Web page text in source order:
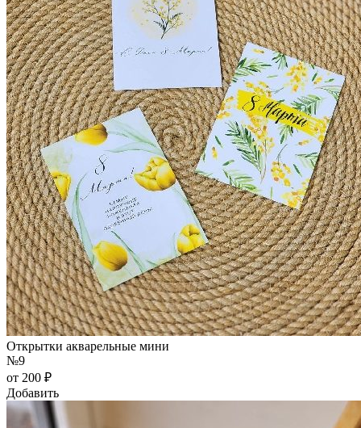
Открытки акварельные мини
№9
от 200 ₽
Добавить